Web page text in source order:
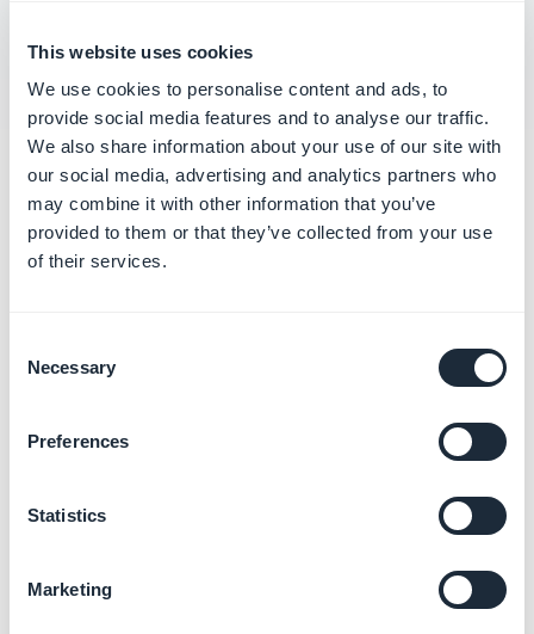
This website uses cookies
We use cookies to personalise content and ads, to
provide social media features and to analyse our traffic.
We also share information about your use of our site with
our social media, advertising and analytics partners who
may combine it with other information that you’ve
provided to them or that they’ve collected from your use
of their services.
Selection
Necessary
Preferences
Statistics
Marketing
Categorias
relacionadas